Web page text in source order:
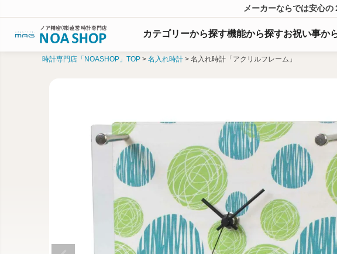
メーカーならでは安心の
カテゴリーから探す機能から探すお祝い事か
時計専門店「NOASHOP」TOP 名入れ時計 名入れ時計「アクリルフレーム」